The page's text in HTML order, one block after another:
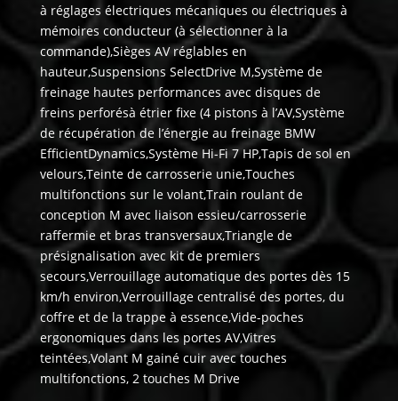
à réglages électriques mécaniques ou électriques à
mémoires conducteur (à sélectionner à la
commande),Sièges AV réglables en
hauteur,Suspensions SelectDrive M,Système de
freinage hautes performances avec disques de
freins perforésà étrier fixe (4 pistons à l’AV,Système
de récupération de l’énergie au freinage BMW
EfficientDynamics,Système Hi-Fi 7 HP,Tapis de sol en
velours,Teinte de carrosserie unie,Touches
multifonctions sur le volant,Train roulant de
conception M avec liaison essieu/carrosserie
raffermie et bras transversaux,Triangle de
présignalisation avec kit de premiers
secours,Verrouillage automatique des portes dès 15
km/h environ,Verrouillage centralisé des portes, du
coffre et de la trappe à essence,Vide-poches
ergonomiques dans les portes AV,Vitres
teintées,Volant M gainé cuir avec touches
multifonctions, 2 touches M Drive